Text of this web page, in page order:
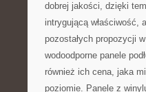
dobrej jakości, dzięki
intrygującą właściwość,
pozostałych propozycji
wodoodporne panele
również ich cena, jaka
poziomie. Panele z